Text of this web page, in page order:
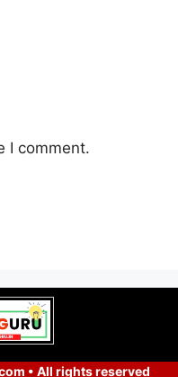
I comment.
• All rights reserved